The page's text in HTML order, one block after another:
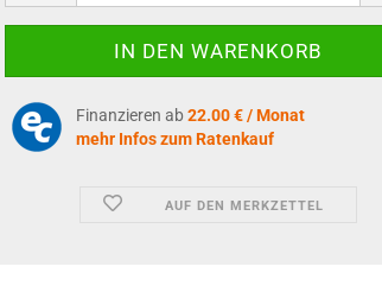
Finanzieren ab 22.00 € / Monat
mehr Infos zum Ratenkauf
AUF DEN MERKZETTEL